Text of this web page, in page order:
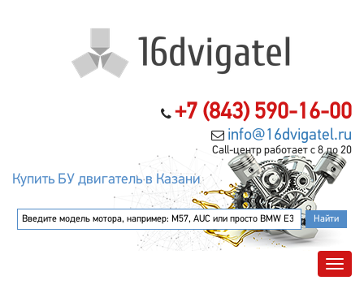
+7 (843) 590-16-00
info@16dvigatel.ru
Call-центр работает с 8 до 20
Купить БУ двигатель в Казани